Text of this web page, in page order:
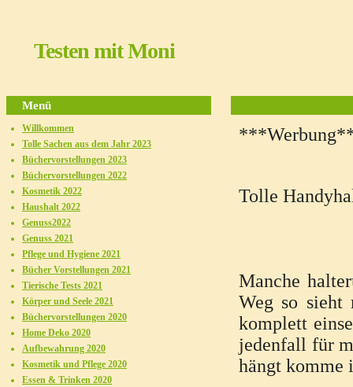
Testen mit Moni
Tolle
Manche
Weg so
komplett
jedenfall für
hängt komme
Menü
Willkommen
Tolle Sachen aus dem Jahr 2023
Büchervorstellungen 2023
Büchervorstellungen 2022
Kosmetik 2022
Haushalt 2022
Genuss2022
Genuss 2021
Pflege und Hygiene 2021
Bücher Vorstellungen 2021
Tierische Tests 2021
Körper und Seele 2021
Büchervorstellungen 2020
Home Deko 2020
Aufbewahrung 2020
Kosmetik und Pflege 2020
Essen & Trinken 2020